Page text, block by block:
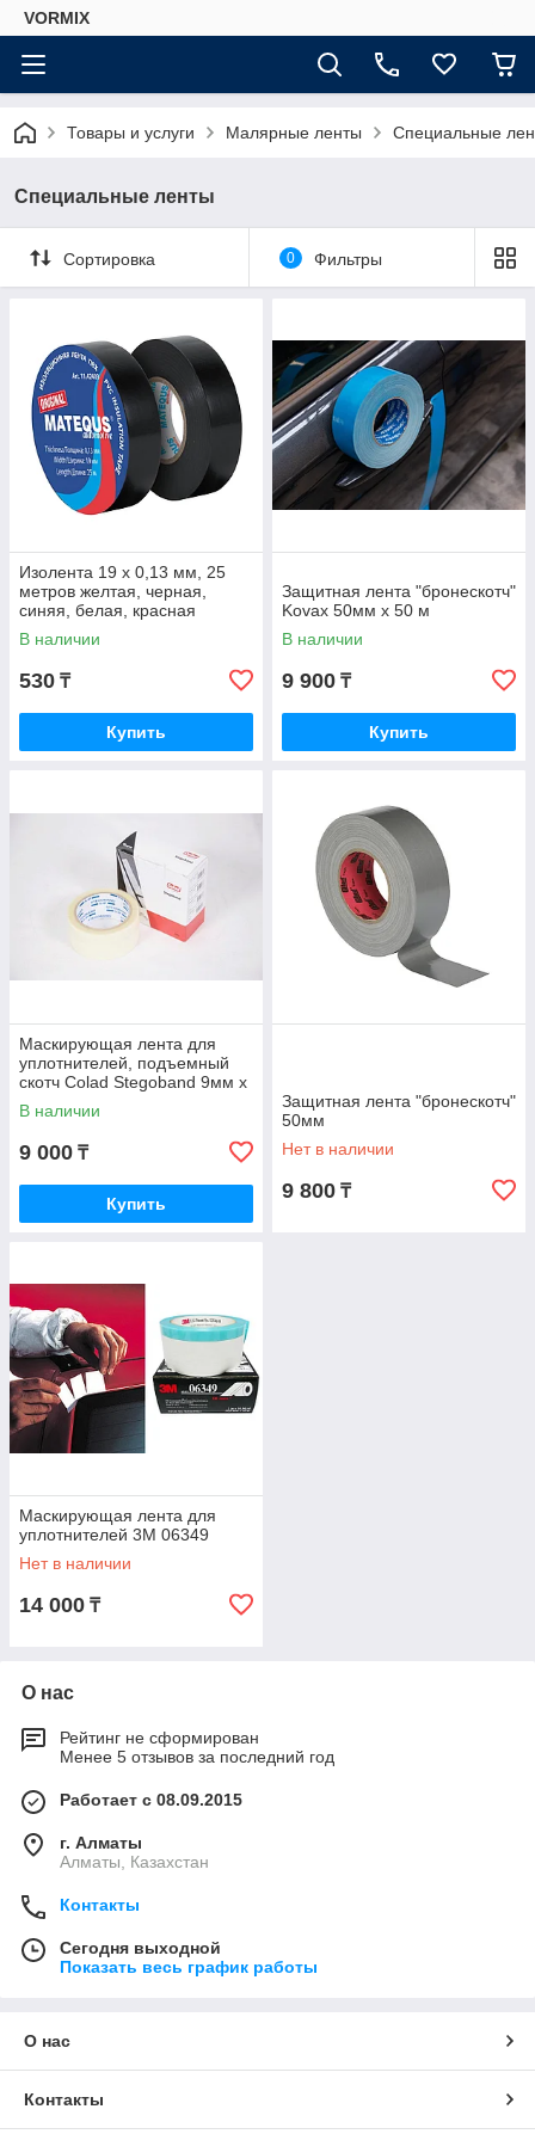
VORMIX
Товары и услуги Малярные ленты Специальные
Специальные ленты
Сортировка 0 Фильтры
Изолента 19 х 0,13 мм, 25
метров желтая, черная,
синяя, белая, красная
В наличии
530 ₸
Купить
Защитная лента "бронескотч"
Kovax 50мм х 50 м
В наличии
9 900 ₸
Купить
Маскирующая лента для
уплотнителей, подъемный
скотч Colad Stegoband 9мм x
10 м
В наличии
9 000 ₸
Купить
Защитная лента "бронескотч"
50мм
Нет в наличии
9 800 ₸
Маскирующая лента для
уплотнителей 3M 06349
Нет в наличии
14 000 ₸
О нас
Рейтинг не сформирован
Менее 5 отзывов за последний год
Работает с 08.09.2015
г. Алматы
Алматы, Казахстан
Контакты
Сегодня выходной
Показать весь график работы
О нас
Контакты